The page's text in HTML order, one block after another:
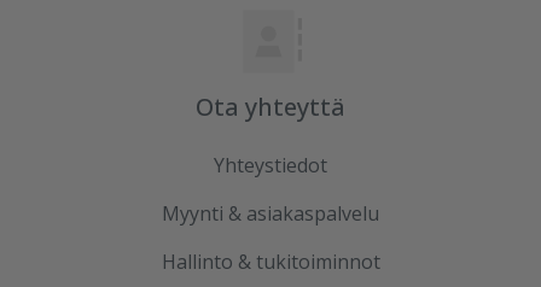
Ota yhteyttä
Yhteystiedot
Myynti & asiakaspalvelu
Hallinto & tukitoiminnot